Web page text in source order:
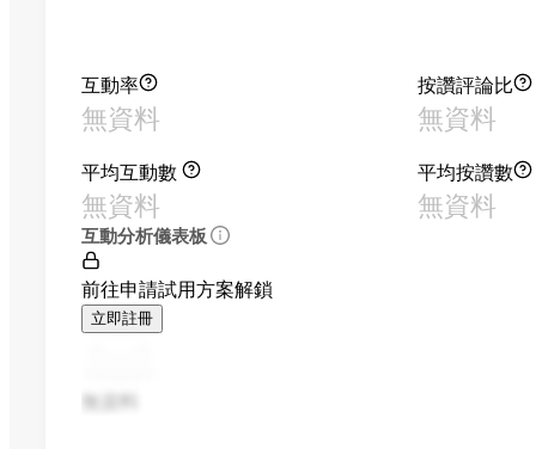
互動率
無資料
按讚評論比
無資料
平均互動數
無資料
平均按讚數
無資料
互動分析儀表板
前往申請試用方案解鎖
立即註冊
無資料